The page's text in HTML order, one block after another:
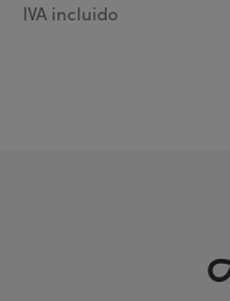
IVA incluido